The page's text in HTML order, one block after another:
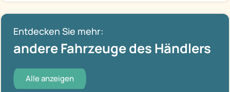
Entdecken Sie mehr:
andere Fahrzeuge des Händlers
Alle anzeigen